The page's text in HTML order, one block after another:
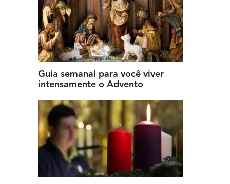
Guia semanal para você viver
intensamente o Advento